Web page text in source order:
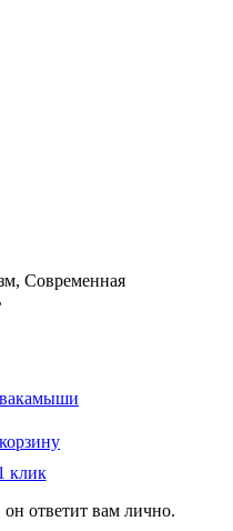
Современная
камыши
клик
ответит вам лично.